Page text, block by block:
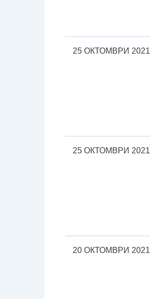
25 ОКТОМВРИ 2021
25 ОКТОМВРИ 2021
20 ОКТОМВРИ 2021